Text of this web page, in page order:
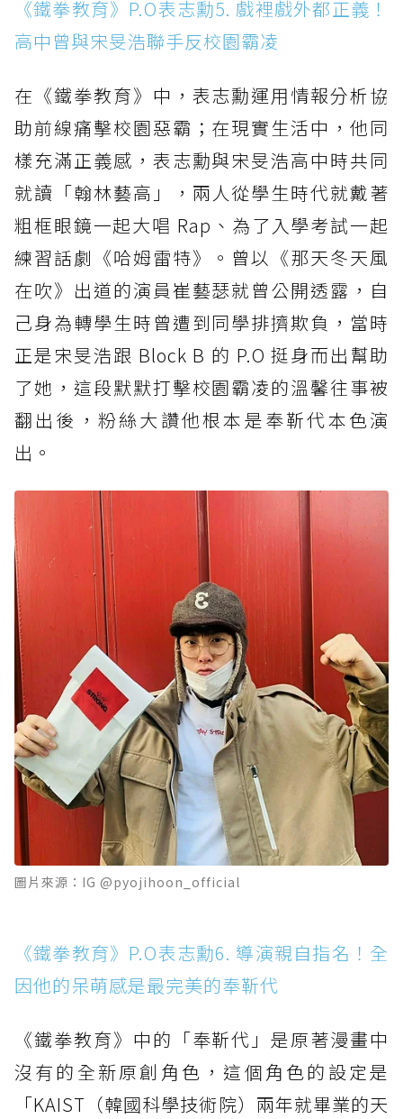
《鐵拳教育》P.O表志勳5. 戲裡戲外都正義！
高中曾與宋旻浩聯手反校園霸凌
在《鐵拳教育》中，表志勳運用情報分析協
助前線痛擊校園惡霸；在現實生活中，他同
樣充滿正義感，表志勳與宋旻浩高中時共同
就讀「翰林藝高」，兩人從學生時代就戴著
粗框眼鏡一起大唱 Rap、為了入學考試一起
練習話劇《哈姆雷特》。曾以《那天冬天風
在吹》出道的演員崔藝瑟就曾公開透露，自
己身為轉學生時曾遭到同學排擠欺負，當時
正是宋旻浩跟 Block B 的 P.O 挺身而出幫助
了她，這段默默打擊校園霸凌的溫馨往事被
翻出後，粉絲大讚他根本是奉靳代本色演
出。
圖片來源：IG @pyojihoon_official
《鐵拳教育》P.O表志勳6. 導演親自指名！全
因他的呆萌感是最完美的奉靳代
《鐵拳教育》中的「奉靳代」是原著漫畫中
沒有的全新原創角色，這個角色的設定是
「KAIST（韓國科學技術院）兩年就畢業的天